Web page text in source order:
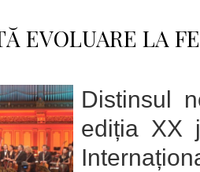
EVOLUARE LA
Distinsul
ediția XX